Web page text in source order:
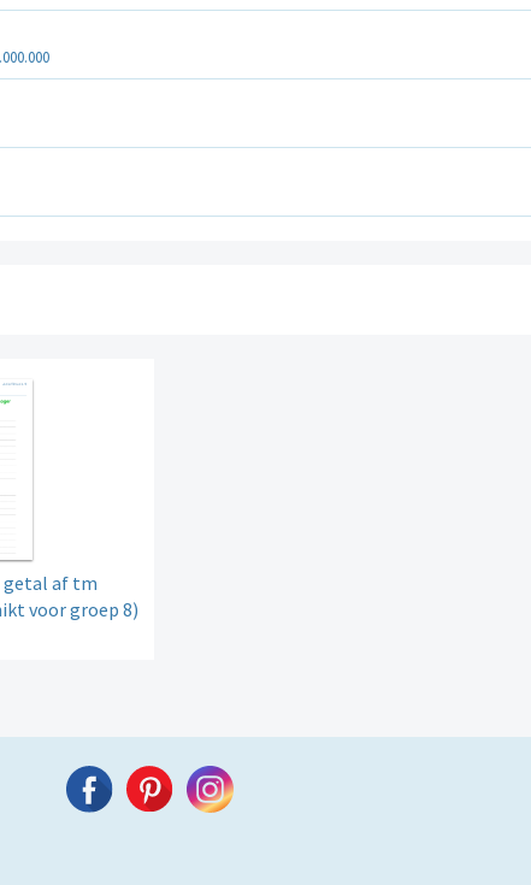
getal af tm
voor groep 8)